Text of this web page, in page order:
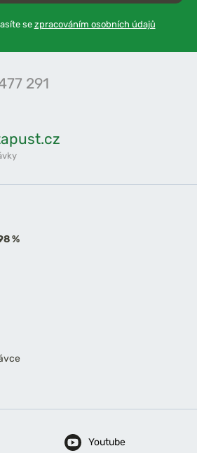
se zpracováním osobních údajů
291
%
Youtube